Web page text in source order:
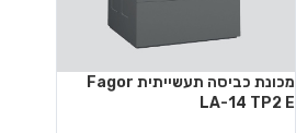
מכונת כביסה תעשייתית Fagor
LA-14 TP2 E